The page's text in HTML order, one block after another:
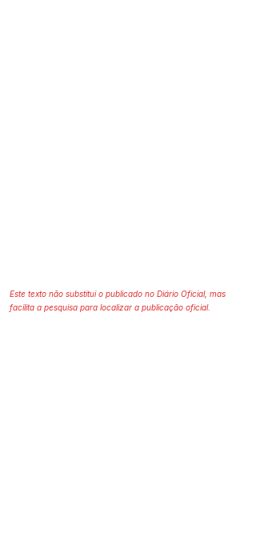
Este texto não substitui o publicado no Diário Oficial, mas
facilita a pesquisa para localizar a publicação oficial.